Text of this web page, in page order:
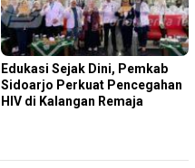
Edukasi Sejak Dini, Pemkab
Sidoarjo Perkuat Pencegahan
HIV di Kalangan Remaja